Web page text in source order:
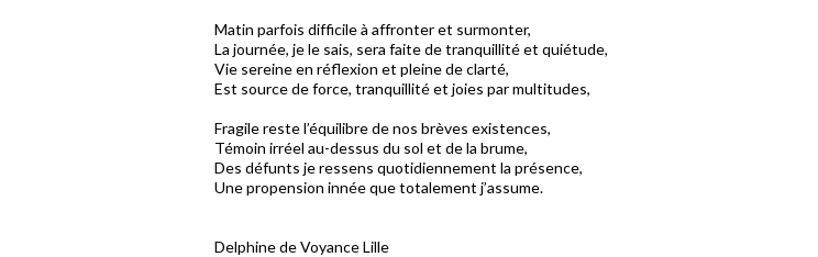
Matin parfois difficile à affronter et surmonter,
La journée, je le sais, sera faite de tranquillité et quiétude,
Vie sereine en réflexion et pleine de clarté,
Est source de force, tranquillité et joies par multitudes,
Fragile reste l’équilibre de nos brèves existences,
Témoin irréel au-dessus du sol et de la brume,
Des défunts je ressens quotidiennement la présence,
Une propension innée que totalement j’assume.
Delphine de Voyance Lille